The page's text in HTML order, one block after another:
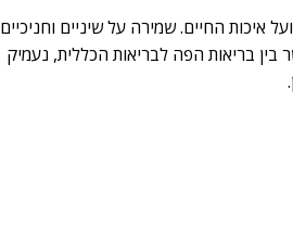
איכות החיים. שמירה על שיניים וחניכיים
בריאות הפה לבריאות הכללית, נעמיק